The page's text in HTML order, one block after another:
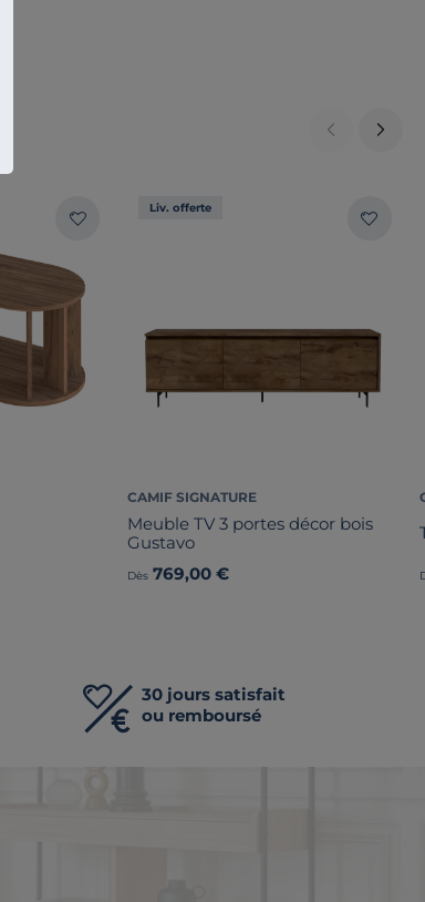
Liv. offerte
CAMIF SIGNATURE
Meuble TV 3 portes décor bois
Gustavo
Dès 769,00 €
30 jours satisfait
ou remboursé